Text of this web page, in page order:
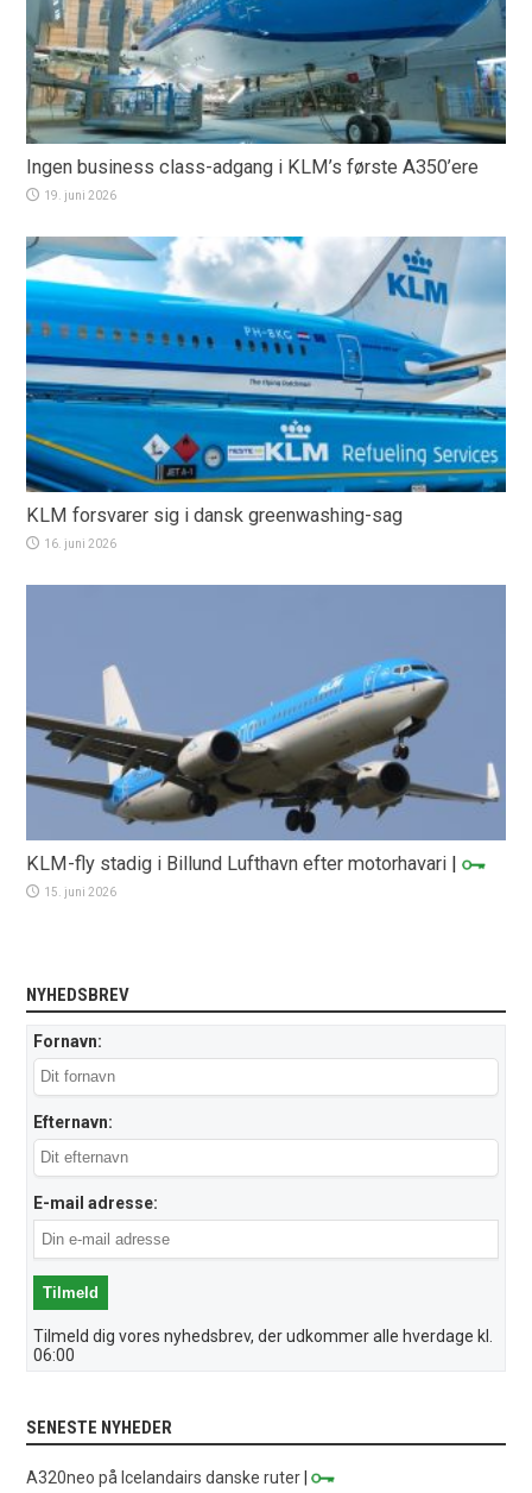
Ingen business class-adgang i KLM’s første A350’ere
19. juni 2026
KLM forsvarer sig i dansk greenwashing-sag
16. juni 2026
KLM-fly stadig i Billund Lufthavn efter motorhavari |
15. juni 2026
NYHEDSBREV
Fornavn:
Efternavn:
E-mail adresse:
Tilmeld dig vores nyhedsbrev, der udkommer alle hverdage kl.
06:00
SENESTE NYHEDER
A320neo på Icelandairs danske ruter |